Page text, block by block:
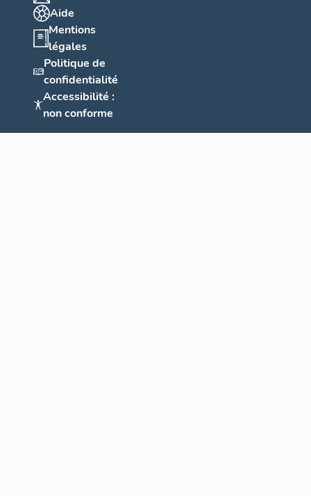
Aide
Mentions
légales
Politique de
confidentialité
Accessibilité :
non conforme